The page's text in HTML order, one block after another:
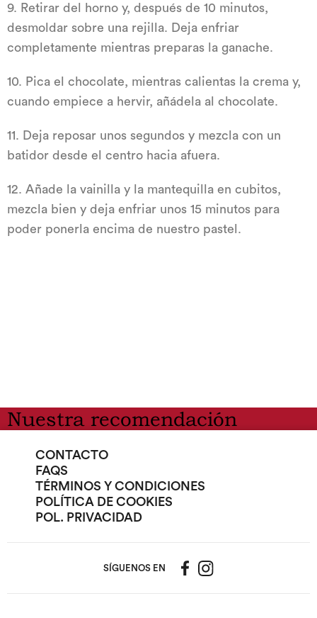
9. Retirar del horno y, después de 10 minutos,
desmoldar sobre una rejilla. Deja enfriar
completamente mientras preparas la ganache.
10. Pica el chocolate, mientras calientas la crema y,
cuando empiece a hervir, añádela al chocolate.
11. Deja reposar unos segundos y mezcla con un
batidor desde el centro hacia afuera.
12. Añade la vainilla y la mantequilla en cubitos,
mezcla bien y deja enfriar unos 15 minutos para
poder ponerla encima de nuestro pastel.
Nuestra recomendación
CONTACTO
FAQS
TÉRMINOS Y CONDICIONES
POLÍTICA DE COOKIES
POL. PRIVACIDAD
SÍGUENOS EN